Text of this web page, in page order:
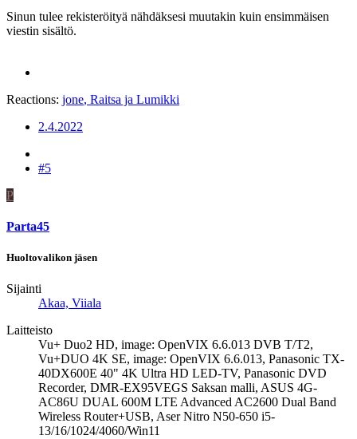
Sinun tulee rekisteröityä nähdäksesi muutakin kuin ensimmäisen
viestin sisältö.
Reactions: jone, Raitsa ja Lumikki
2.4.2022
#5
P
Parta45
Huoltovalikon jäsen
Sijainti
Akaa, Viiala
Laitteisto
Vu+ Duo2 HD, image: OpenVIX 6.6.013 DVB T/T2,
Vu+DUO 4K SE, image: OpenVIX 6.6.013, Panasonic TX-
40DX600E 40" 4K Ultra HD LED-TV, Panasonic DVD
Recorder, DMR-EX95VEGS Saksan malli, ASUS 4G-
AC86U DUAL 600M LTE Advanced AC2600 Dual Band
Wireless Router+USB, Aser Nitro N50-650 i5-
13/16/1024/4060/Win11